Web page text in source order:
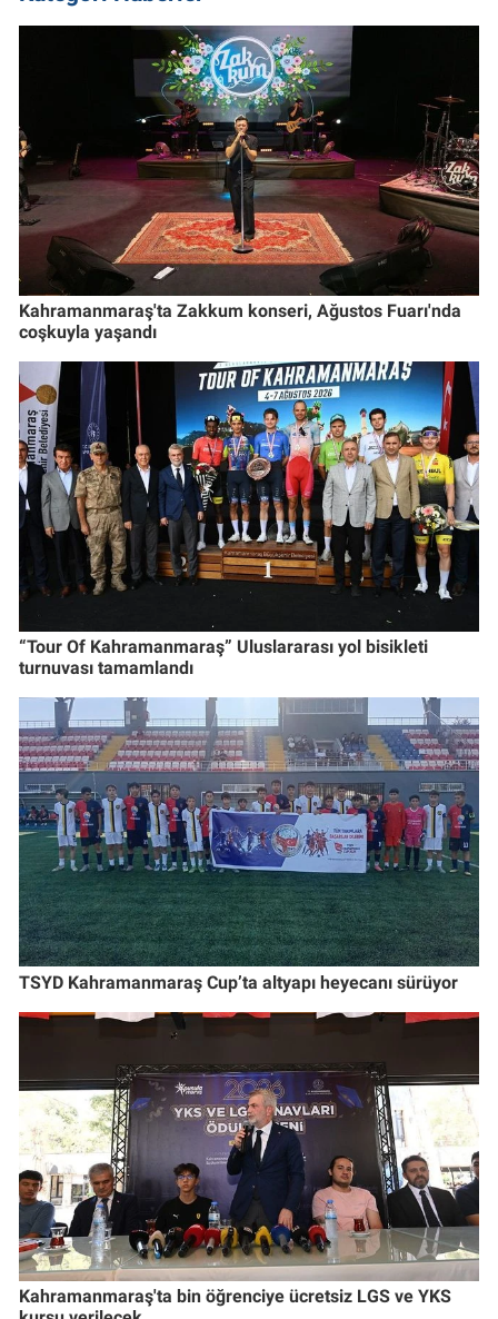
Kahramanmaraş'ta Zakkum konseri, Ağustos Fuarı'nda
coşkuyla yaşandı
“Tour Of Kahramanmaraş” Uluslararası yol bisikleti
turnuvası tamamlandı
TSYD Kahramanmaraş Cup’ta altyapı heyecanı sürüyor
Kahramanmaraş'ta bin öğrenciye ücretsiz LGS ve YKS